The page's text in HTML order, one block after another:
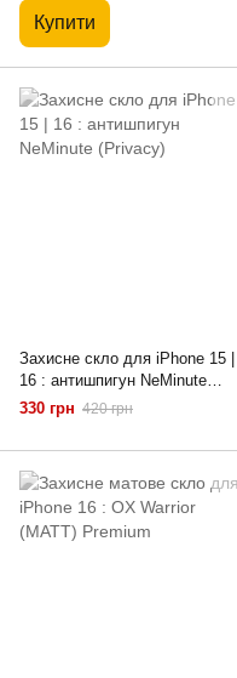
Купити
Захисне скло для iPhone 15 |
16 : антишпигун NeMinute
(Privacy)
330 грн 420 грн